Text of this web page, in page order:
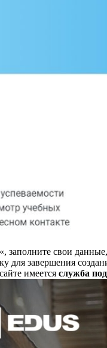
«, заполните свои
завершения
имеется служба